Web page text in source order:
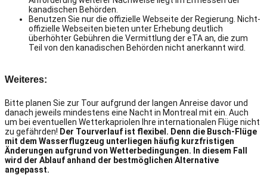
kanadischen Behörden.
Benutzen Sie nur die offizielle Webseite der Regierung. Nicht-
offizielle Webseiten bieten unter Erhebung deutlich
überhöhter Gebühren die Vermittlung der eTA an, die zum
Teil von den kanadischen Behörden nicht anerkannt wird.
Weiteres:
Bitte planen Sie zur Tour aufgrund der langen Anreise davor und
danach jeweils mindestens eine Nacht in Montreal mit ein. Auch
um bei eventuellen Wetterkapriolen Ihre internationalen Flüge nicht
zu gefährden! Der Tourverlauf ist flexibel. Denn die Busch-Flüge
mit dem Wasserflugzeug unterliegen häufig kurzfristigen
Änderungen aufgrund von Wetterbedingungen. In diesem Fall
wird der Ablauf anhand der bestmöglichen Alternative
angepasst.